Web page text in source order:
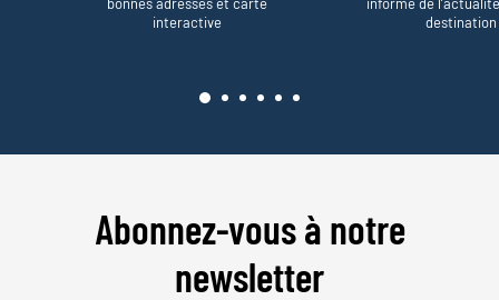
interactive
destination
Abonnez-vous à notre
newsletter